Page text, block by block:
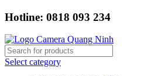
Hotline: 0818 093 234
Select category